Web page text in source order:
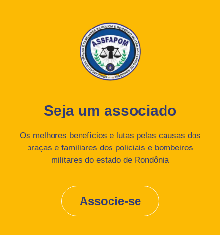
Seja um associado
Os melhores benefícios e lutas pelas causas dos
praças e familiares dos policiais e bombeiros
militares do estado de Rondônia
Associe-se